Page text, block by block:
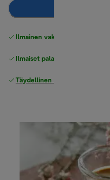
Ilmainen vakiotoimitus
Ilmaiset palautukset
Täydellinen valmistajan takuu